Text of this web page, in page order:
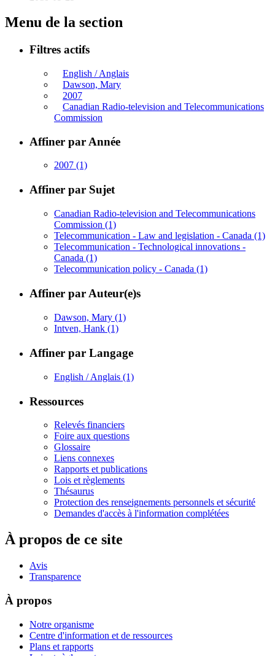
Menu de la section
Filtres actifs
English / Anglais
Dawson, Mary
2007
Canadian Radio-television and Telecommunications
Commission
Affiner par Année
2007 (1)
Affiner par Sujet
Canadian Radio-television and Telecommunications
Commission (1)
Telecommunication - Law and legislation - Canada (1)
Telecommunication - Technological innovations -
Canada (1)
Telecommunication policy - Canada (1)
Affiner par Auteur(e)s
Dawson, Mary (1)
Intven, Hank (1)
Affiner par Langage
English / Anglais (1)
Ressources
Relevés financiers
Foire aux questions
Glossaire
Liens connexes
Rapports et publications
Lois et règlements
Thésaurus
Protection des renseignements personnels et sécurité
Demandes d'accès à l'information complétées
À propos de ce site
Avis
Transparence
À propos
Notre organisme
Centre d'information et de ressources
Plans et rapports